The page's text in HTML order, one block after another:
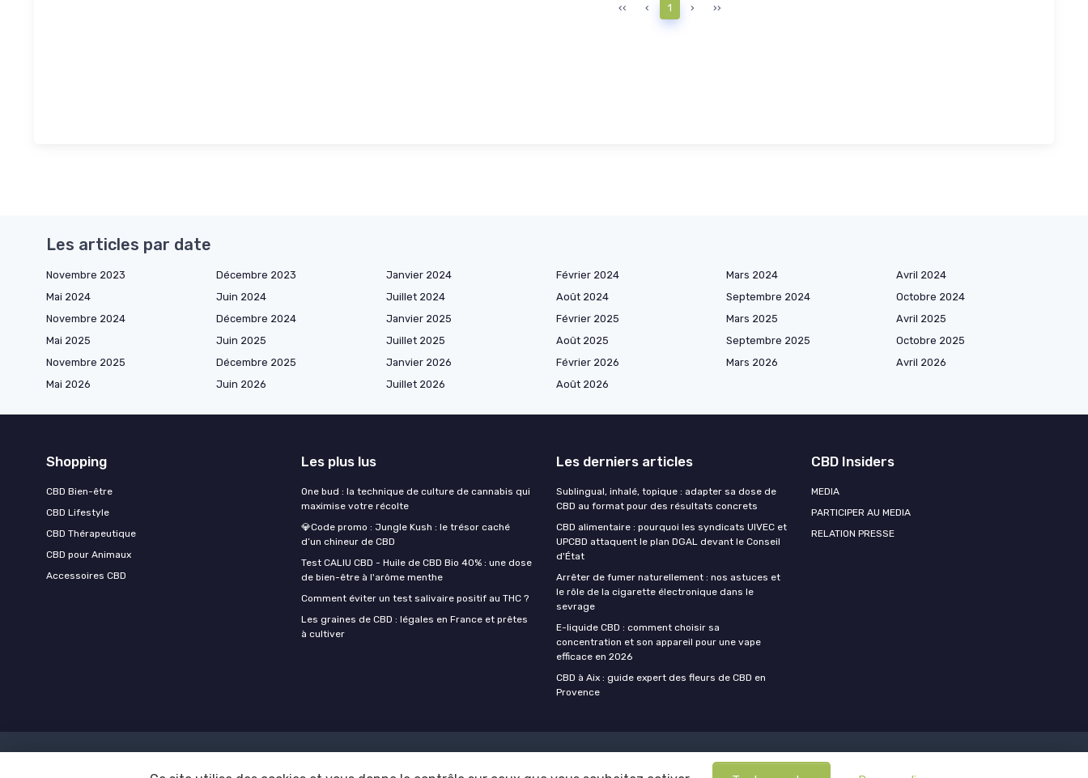
‹‹ ‹ 1 › ››
Les articles par date
Novembre 2023 Décembre 2023 Janvier 2024 Février 2024 Mars 2024
Avril 2024
Mai 2024
Juin 2024 Juillet 2024 Août 2024 Septembre 2024
Octobre 2024
Novembre 2024
Décembre 2024 Janvier 2025 Février 2025 Mars 2025
Avril 2025
Mai 2025
Juin 2025 Juillet 2025 Août 2025 Septembre 2025
Octobre 2025
Novembre 2025
Décembre 2025 Janvier 2026 Février 2026 Mars 2026
Avril 2026
Mai 2026
Juin 2026 Juillet 2026 Août 2026
Shopping
CBD Bien-être
CBD Lifestyle
CBD Thérapeutique
CBD pour Animaux
Accessoires CBD
Les plus lus
One bud : la technique de culture de cannabis qui
maximise votre récolte
💎Code promo : Jungle Kush : le trésor caché
d’un chineur de CBD
Test CALIU CBD - Huile de CBD Bio 40% : une dose
de bien-être à l'arôme menthe
Comment éviter un test salivaire positif au THC ?
Les graines de CBD : légales en France et prêtes
à cultiver
Les derniers articles
Sublingual, inhalé, topique : adapter sa dose de
CBD au format pour des résultats concrets
CBD alimentaire : pourquoi les syndicats UIVEC et
UPCBD attaquent le plan DGAL devant le Conseil
d'État
Arrêter de fumer naturellement : nos astuces et
le rôle de la cigarette électronique dans le
sevrage
E-liquide CBD : comment choisir sa
concentration et son appareil pour une vape
efficace en 2026
CBD à Aix : guide expert des fleurs de CBD en
Provence
CBD Insiders
MEDIA
PARTICIPER AU MEDIA
RELATION PRESSE